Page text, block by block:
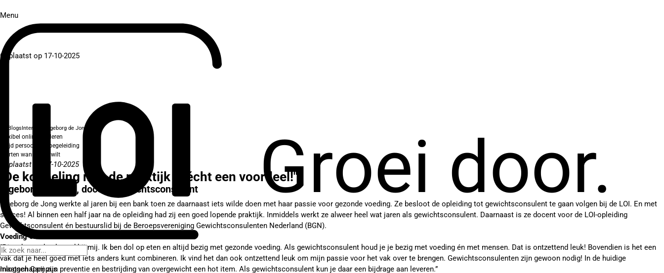
Menu
Groei door.
Inloggen Campus
Geplaatst op 17-10-2025
BlogsInterview Ingeborg de Jong
Flexibel online studeren
Altijd persoonlijke begeleiding
Starten wanneer je wilt
Geplaatst op 17-10-2025
"De koppeling met de praktijk is écht een voordeel!"
Ingeborg de Jong, docent Gewichtsconsulent
Ingeborg de Jong werkte al jaren bij een bank toen ze daarnaast iets wilde doen met haar passie voor gezonde voeding. Ze besloot de opleiding tot gewichtsconsulent te gaan volgen bij de LOI. En met
succes! Al binnen een half jaar na de opleiding had zij een goed lopende praktijk. Inmiddels werkt ze alweer heel wat jaren als gewichtsconsulent. Daarnaast is ze docent voor de LOI-opleiding
Gewichtsconsulent én bestuurslid bij de Beroepsvereniging Gewichtsconsulenten Nederland (BGN).
Voeding én mensen
”Dit vak past heel goed bij mij. Ik ben dol op eten en altijd bezig met gezonde voeding. Als gewichtsconsulent houd je je bezig met voeding én met mensen. Dat is ontzettend leuk! Bovendien is het een
vak dat je heel goed met iets anders kunt combineren. Ik vind het dan ook ontzettend leuk om mijn passie voor het vak over te brengen. Gewichtsconsulenten zijn gewoon nodig! In de huidige
maatschappij zijn preventie en bestrijding van overgewicht een hot item. Als gewichtsconsulent kun je daar een bijdrage aan leveren.”